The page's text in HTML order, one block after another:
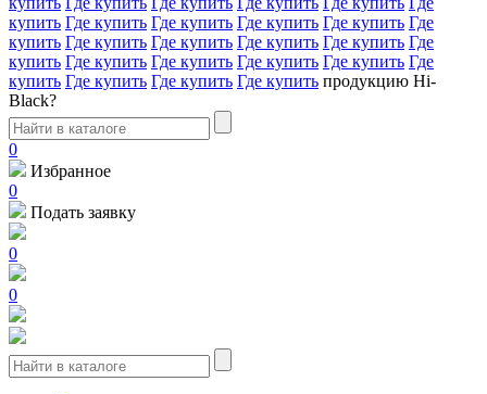
купить Где купить Где купить Где купить Где купить Где
купить Где купить Где купить Где купить Где купить Где
купить Где купить Где купить Где купить Где купить Где
купить Где купить Где купить Где купить продукцию Hi-
Black?
0
Избранное
0
Подать заявку
0
0